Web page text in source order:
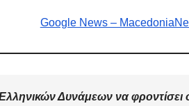
Google News –
Δυνάμεων να φροντίσει